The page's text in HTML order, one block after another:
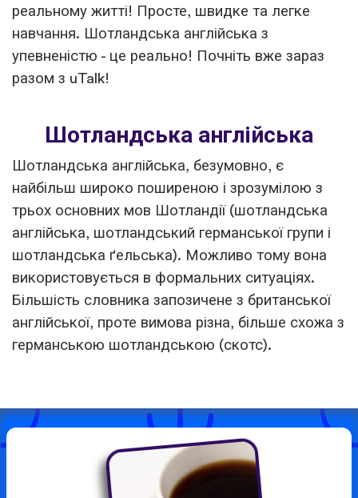
реальному житті! Просте, швидке та легке
навчання. Шотландська англійська з
упевненістю - це реально! Почніть вже зараз
разом з uTalk!
Шотландська англійська
Шотландська англійська, безумовно, є
найбільш широко поширеною і зрозумілою з
трьох основних мов Шотландії (шотландська
англійська, шотландський германської групи і
шотландська ґельська). Можливо тому вона
використовується в формальних ситуаціях.
Більшість словника запозичене з британської
англійської, проте вимова різна, більше схожа з
германською шотландською (скотс).